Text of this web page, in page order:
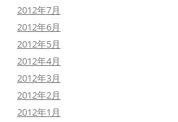
2012年7月
2012年6月
2012年5月
2012年4月
2012年3月
2012年2月
2012年1月